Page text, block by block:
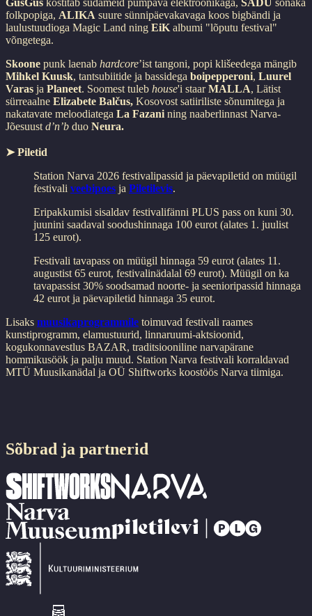
folkpopiga, ALIKA suure sünnipäevakavaga koos bigbändi ja
laulustuudioga Magic Land ning EiK albumi "lõputu festival"
võngetega.
Skoone punk laenab hardcore’ist tangoni, popi klišeedega mängib
Mihkel Kuusk, tantsubiitide ja bassidega boipepperoni, Luurel
Varas ja Planeet. Soomest tuleb house'i staarMALLA, Lätist
sürreaalne Elizabete Balčus, Kosovost satiiriliste sõnumitega ja
nakatavate meloodiatega La Fazani ning naaberlinnast Narva-
Jõesuust d’n’b duo Neura.
➤ Piletid
Station Narva 2026 festivalipassid ja päevapiletid on müügil
festivali veebipoes ja Piletilevis.
Eripakkumisi sisaldav festivalifänni PLUS pass on kuni 30.
juunini saadaval soodushinnaga 100 eurot (alates 1. juulist
125 eurot).
Festivali tavapass on müügil hinnaga 59 eurot (alates 11.
augustist 65 eurot, festivalinädalal 69 eurot). Müügil on ka
tavapassist 30% soodsamad noorte- ja seenioripassid hinnaga
42 eurot ja päevapiletid hinnaga 35 eurot.
Lisaks muusikaprogrammile toimuvad festivali raames
kunstiprogramm, elamustuurid, linnaruumi-aktsioonid,
kogukonnavestlus BAZAR, traditsiooniline narvapärane
hommikusöök ja palju muud. Station Narva festivali korraldavad
MTÜ Muusikanädal ja OÜ Shiftworks koostöös Narva tiimiga.
Sõbrad ja partnerid